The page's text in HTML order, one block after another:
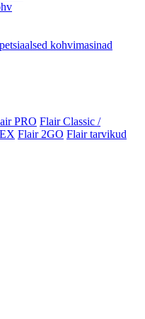
kohvimasinad
PRO Flair Classic /
Flair 2GO Flair tarvikud